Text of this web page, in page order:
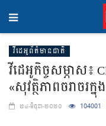
វីដេអូព័ត៌មានជាតិ
វីដេអូកិច្ចសម្ភាស
«សុវត្ថិភាពចរាចរក្នុ
២៤-មិថុនា-២០២០ 104001